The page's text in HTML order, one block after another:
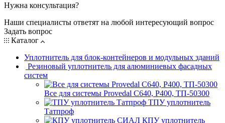
Нужна консультация?
Наши специалисты ответят на любой интересующий вопрос
Задать вопрос
Каталог
Уплотнитель для блок-контейнеров и модульных зданий
Резиновый уплотнитель для алюминиевых фасадных
систем
Все для системы Provedal С640, Р400, ТП-50300
ТПУ уплотнитель
Татпроф
КПУ уплотнитель